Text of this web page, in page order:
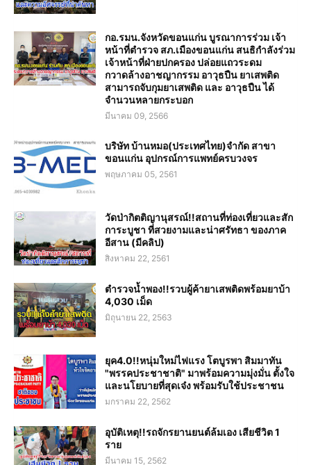
กอ.รมน.จังหวัดขอนแก่น บูรณาการร่วม เจ้า
หน้าที่ตำรวจ สภ.เมืองขอนแก่น สนธิกำลังร่วม
เจ้าหน้าที่ฝ่ายปกครอง ปล่อยแถวระดม
กวาดล้างอาชญากรรม อาวุธปืน ยาเสพติด
สามารถจับกุมยาเสพติด และ อาวุธปืน ได้
จำนวนหลายกระบอก
มีนาคม 09, 2566
บริษัท บ้านหมอ(ประเทศไทย)จำกัด สาขา
ขอนแก่น อุปกรณ์การแพทย์ครบวงจร
พฤษภาคม 05, 2561
วัดป่ากิตติญานุสรณ์!!สถานที่ท่องเที่ยวและสัก
การะบูชา ที่สวยงามและน่าศรัทธา ของภาค
อีสาน (มีคลิป)
สิงหาคม 22, 2561
ตำรวจน้ำพอง!!รวบผู้ค้ายาเสพติดพร้อมยาบ้า
4,030 เม็ด
มิถุนายน 22, 2563
ยุค4.0!!หนุ่มใหม่ไฟแรง โตบูรพา สิมมาทัน
"พรรคประชาชาติ" มาพร้อมความมุ่งมั่น ตั้งใจ
และนโยบายที่สุดเจ๋ง พร้อมรับใช้ประชาชน
มกราคม 22, 2562
อุบัติเหตุ!!รถจักรยานยนต์ล้มเอง เสียชีวิต 1
ราย
มีนาคม 15, 2562